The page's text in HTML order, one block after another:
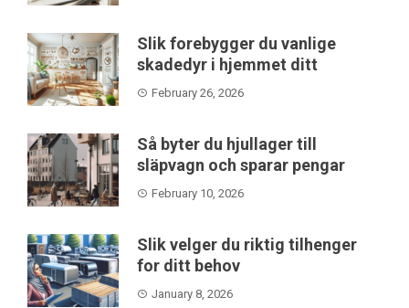
Slik forebygger du vanlige
skadedyr i hjemmet ditt
February 26, 2026
Så byter du hjullager till
släpvagn och sparar pengar
February 10, 2026
Slik velger du riktig tilhenger
for ditt behov
January 8, 2026